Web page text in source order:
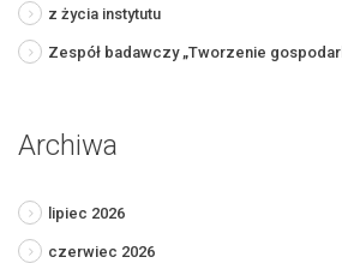
z życia instytutu
Zespół badawczy „Tworzenie
Archiwa
lipiec 2026
czerwiec 2026